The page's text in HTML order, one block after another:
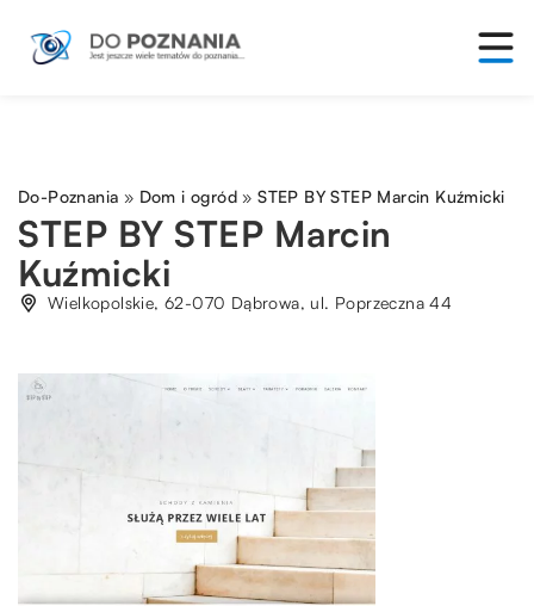
Do-Poznania » Dom i ogród »STEP BY STEP Marcin Kuźmicki
STEP BY STEP Marcin
Kuźmicki
Wielkopolskie, 62-070 Dąbrowa, ul. Poprzeczna 44